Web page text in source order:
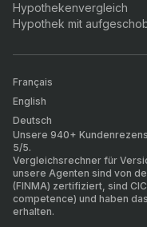
Hypothekenvergleich
Hypothek mit
Unsere 940+
5/5.
Vergleichsrechner für
unsere Agenten sind von
(FINMA) zertifiziert, sind
competence) und haben
erhalten.
Français
English
Deutsch